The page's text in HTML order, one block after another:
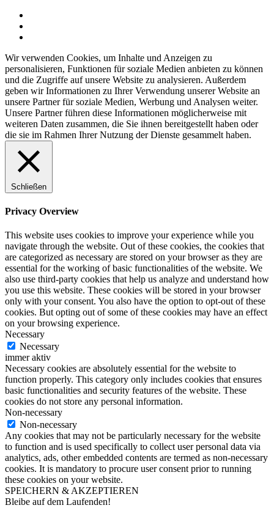
Wir verwenden Cookies, um Inhalte und Anzeigen zu
personalisieren, Funktionen für soziale Medien anbieten zu können
und die Zugriffe auf unsere Website zu analysieren. Außerdem
geben wir Informationen zu Ihrer Verwendung unserer Website an
unsere Partner für soziale Medien, Werbung und Analysen weiter.
Unsere Partner führen diese Informationen möglicherweise mit
weiteren Daten zusammen, die Sie ihnen bereitgestellt haben oder
die sie im Rahmen Ihrer Nutzung der Dienste gesammelt haben.
Schließen
Privacy Overview
This website uses cookies to improve your experience while you
navigate through the website. Out of these cookies, the cookies that
are categorized as necessary are stored on your browser as they are
essential for the working of basic functionalities of the website. We
also use third-party cookies that help us analyze and understand how
you use this website. These cookies will be stored in your browser
only with your consent. You also have the option to opt-out of these
cookies. But opting out of some of these cookies may have an effect
on your browsing experience.
Necessary
Necessary
immer aktiv
Necessary cookies are absolutely essential for the website to
function properly. This category only includes cookies that ensures
basic functionalities and security features of the website. These
cookies do not store any personal information.
Non-necessary
Non-necessary
Any cookies that may not be particularly necessary for the website
to function and is used specifically to collect user personal data via
analytics, ads, other embedded contents are termed as non-necessary
cookies. It is mandatory to procure user consent prior to running
these cookies on your website.
SPEICHERN & AKZEPTIEREN
Bleibe auf dem Laufenden!